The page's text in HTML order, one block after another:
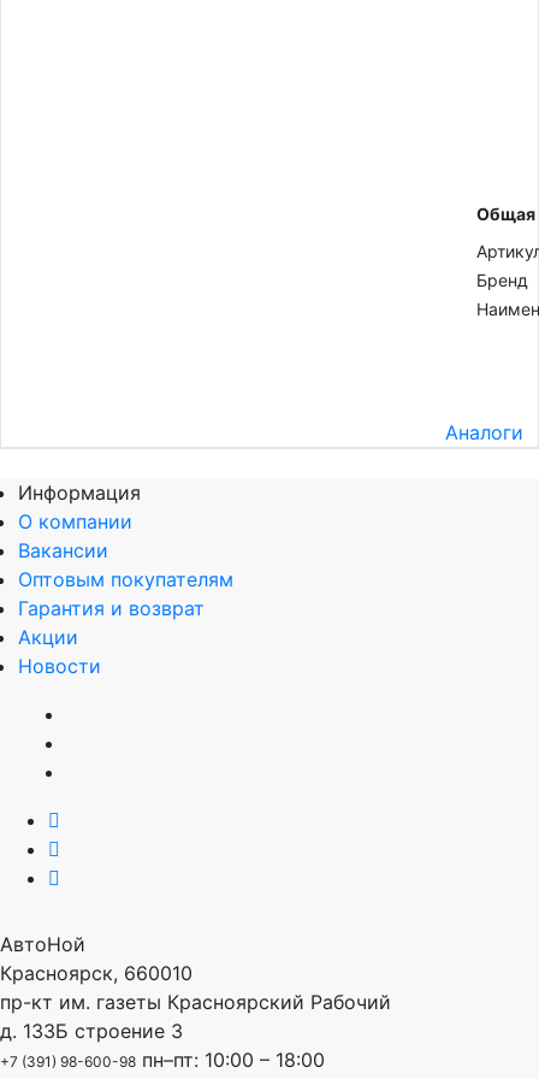
Общая
Бренд
Аналоги
Информация
О компании
Вакансии
Оптовым покупателям
Гарантия и возврат
Акции
Новости
АвтоНой
Красноярск, 660010
пр-кт им. газеты Красноярский Рабочий
д. 133Б строение 3
+7 (391) 98-600-98 пн–пт: 10:00 – 18:00